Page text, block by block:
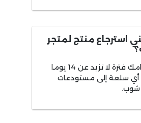
استرجاع منتج لمتجر
سيكون أمامك فترة لا تزيد عن 14 يوما
أي سلعة إلى مستودعات
شوب.